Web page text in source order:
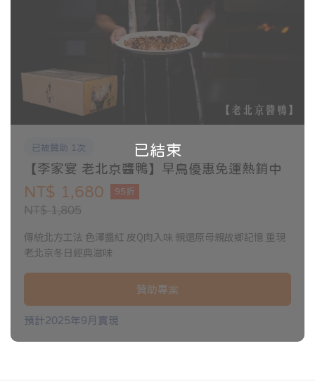
已結束
已被贊助 1次
【李家宴 老北京醬鴨】早鳥優惠免運熱銷中
NT$ 1,680 95折
NT$ 1,805
傳統北方工法 色澤醬紅 皮Q肉入味 親還原母親故鄉記憶 重現
老北京冬日經典滋味
贊助專案
預計2025年9月實現